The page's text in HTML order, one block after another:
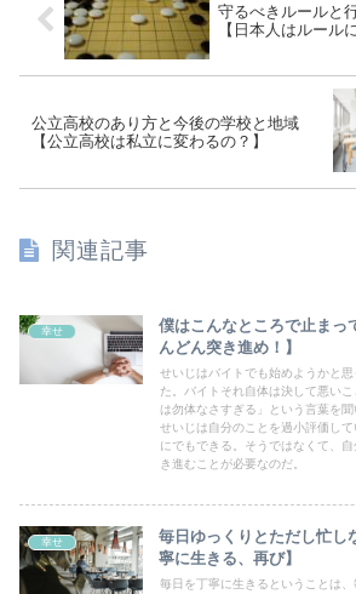
守るべきルールと
【日本人はルール
公立高校のあり方と今後の学校と地域
【公立高校は私立に変わるの？】
関連記事
幸せ
僕はこんなところで止まっ
んどん突き進め！】
せいじはバイトでも始めようかと
た。バイトそれ自体は決して悪い
は勿体なさすぎる」という言葉を聞
せいじは自分のことを過小評価し
にでもできる。そうではなくて、
き進むことが必要なのだ。
幸せ
毎日ゆっくりとただし忙し
寧に生きる、再び】
毎日を丁寧に生きるということは